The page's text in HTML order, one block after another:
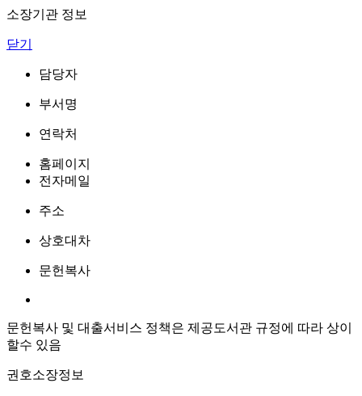
소장기관 정보
닫기
담당자
부서명
연락처
홈페이지
전자메일
주소
상호대차
문헌복사
문헌복사 및 대출서비스 정책은 제공도서관 규정에 따라 상이
할수 있음
권호소장정보